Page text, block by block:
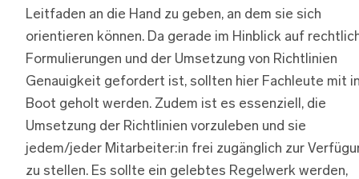
Leitfaden an die Hand zu geben, an dem sie sich
orientieren können. Da gerade im Hinblick auf
Formulierungen und der Umsetzung von Richtlinien
Genauigkeit gefordert ist, sollten hier Fachleute mit
Boot geholt werden. Zudem ist es essenziell, die
Umsetzung der Richtlinien vorzuleben und sie
jedem/jeder Mitarbeiter:in frei zugänglich zur
zu stellen. Es sollte ein gelebtes Regelwerk werden,